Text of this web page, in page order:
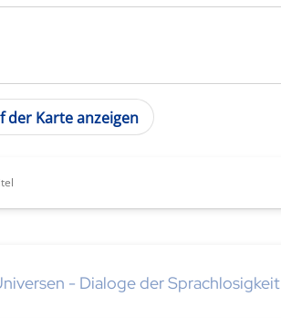
der Karte anzeigen
- Dialoge der Sprachlosigkeit